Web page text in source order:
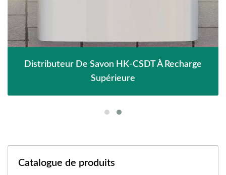
Distributeur De Savon HK-CSDT À Recharge
Supérieure
Catalogue de produits